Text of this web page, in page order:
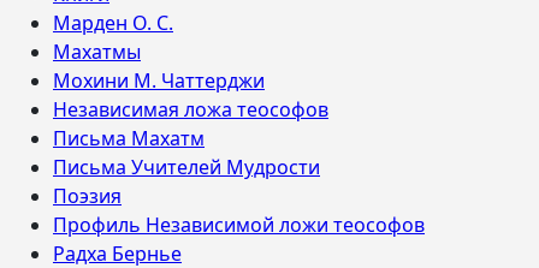
Марден О. С.
Махатмы
Мохини М. Чаттерджи
Независимая ложа теософов
Письма Махатм
Письма Учителей Мудрости
Поэзия
Профиль Независимой ложи теософов
Радха Бернье